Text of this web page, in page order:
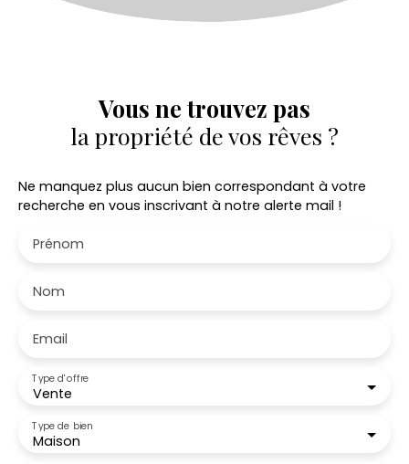
Vous ne trouvez pas
la propriété de vos rêves ?
Ne manquez plus aucun bien correspondant à votre
recherche en vous inscrivant à notre alerte mail !
Prénom
Nom
Email
Vente
Type d'offre
Maison
Type de bien